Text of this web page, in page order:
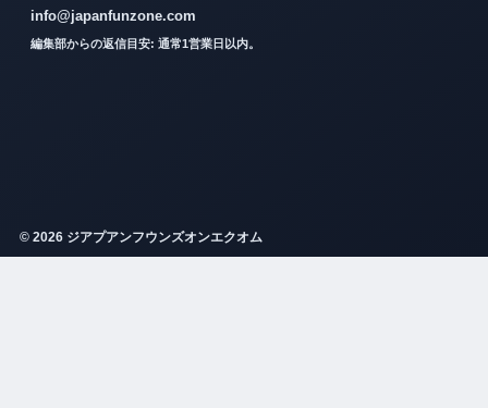
info@japanfunzone.com
編集部からの返信目安: 通常1営業日以内。
© 2026 ジアプアンフウンズオンエクオム